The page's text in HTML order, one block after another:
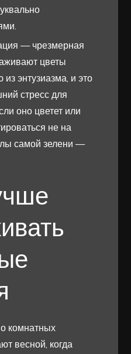
— чрезмерная
цветы
энтузиазма, и это
стресс для
оно цветет или
не на
самой зелени —
комнатных
весной, когда